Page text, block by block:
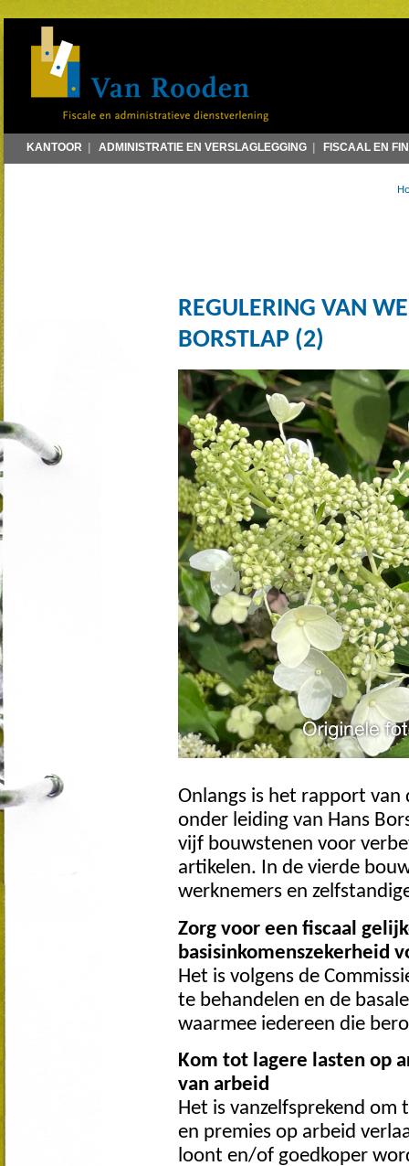
KANTOOR | ADMINISTRATIE EN VERSLAGLEGGING | FISCAAL EN
REGULERING VAN
BORSTLAP (2)
Onlangs is het rapport van
onder leiding van Hans
vijf bouwstenen voor
artikelen. In de vierde
werknemers en
Zorg voor een fiscaal
basisinkomenszekerheid
Het is volgens de
te behandelen en de
waarmee iedereen die
Kom tot lagere lasten op
van arbeid
Het is vanzelfsprekend
en premies op arbeid
loont en/of goedkoper